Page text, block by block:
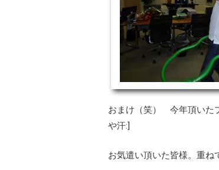
おまけ（笑） 今年頂いた
や汗:]
お気遣い頂いた皆様。重ね